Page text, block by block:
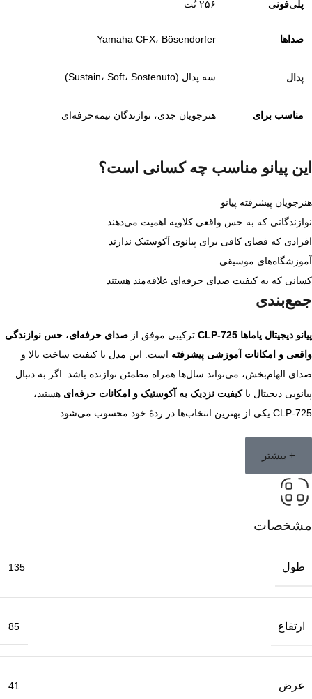
پلی‌فونی ۲۵۶ نُت
صداها Yamaha CFX، Bösendorfer
پدال سه پدال (Sustain، Soft، Sostenuto)
مناسب برای هنرجویان جدی، نوازندگان نیمه‌حرفه‌ای
این پیانو مناسب چه کسانی است؟
هنرجویان پیشرفته پیانو
نوازندگانی که به حس واقعی کلاویه اهمیت می‌دهند
افرادی که فضای کافی برای پیانوی آکوستیک ندارند
آموزشگاه‌های موسیقی
کسانی که به کیفیت صدای حرفه‌ای علاقه‌مند هستند
جمع‌بندی
پیانو دیجیتال یاماها CLP‑725 ترکیبی موفق از صدای حرفه‌ای، حس نوازندگی
واقعی و امکانات آموزشی پیشرفته است. این مدل با کیفیت ساخت بالا و
صدای الهام‌بخش، می‌تواند سال‌ها همراه مطمئن نوازنده باشد. اگر به دنبال
پیانویی دیجیتال باکیفیت نزدیک به آکوستیک و امکانات حرفه‌ای هستید،
CLP‑725 یکی از بهترین انتخاب‌ها در ردهٔ خود محسوب می‌شود.
+ بیشتر
مشخصات
طول 135
ارتفاع 85
عرض 41